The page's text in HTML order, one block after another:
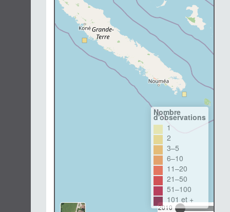
2010
Nombre
d'observations
1
2
3–5
6–10
11–20
21–50
51–100
101 et +